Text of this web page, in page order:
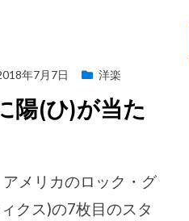
年7月7日 洋楽
陽(ひ)が当た
メリカのロック・グ
クス)の7枚目のスタ